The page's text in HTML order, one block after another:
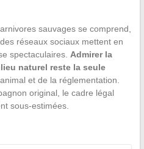
sauvages se comprend,
réseaux sociaux mettent en
spectaculaires. Admirer la
naturel reste la seule
et de la réglementation.
original, le cadre légal
sous-estimées.